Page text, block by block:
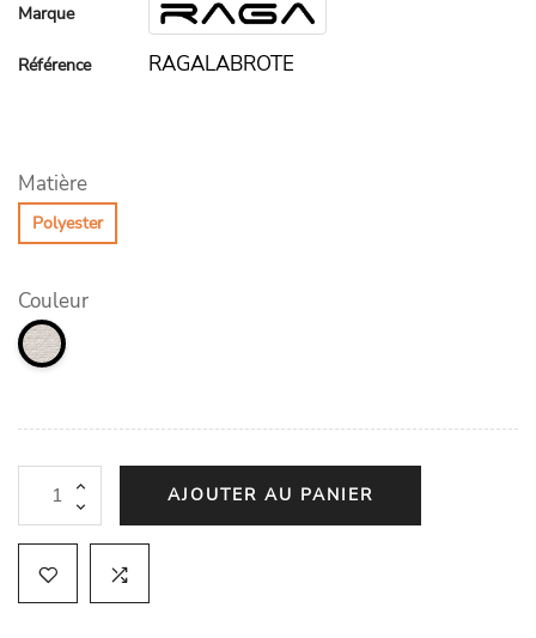
Marque
Référence RAGALABROTE
Matière
Polyester
Couleur
AJOUTER AU PANIER